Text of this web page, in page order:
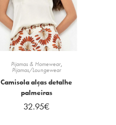
Pijamas & Homewear,
Pijamas/Loungewear
Camisola alças detalhe
palmeiras
32.95€